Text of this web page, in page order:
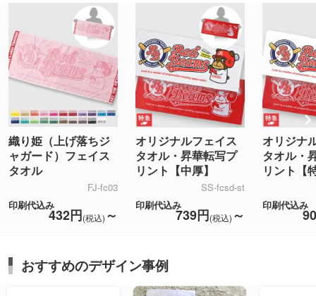
織り姫（上げ落ちジ
ャガード）フェイス
タオル
FJ-fc03
印刷代込み
432円(税込) ～
オリジナルフェイス
タオル・昇華転写プ
リント【中厚】
SS-fcsd-st
印刷代込み
739円(税込) ～
オリジナ
タオル・
リント【
印刷代込み
おすすめのデザイン事例